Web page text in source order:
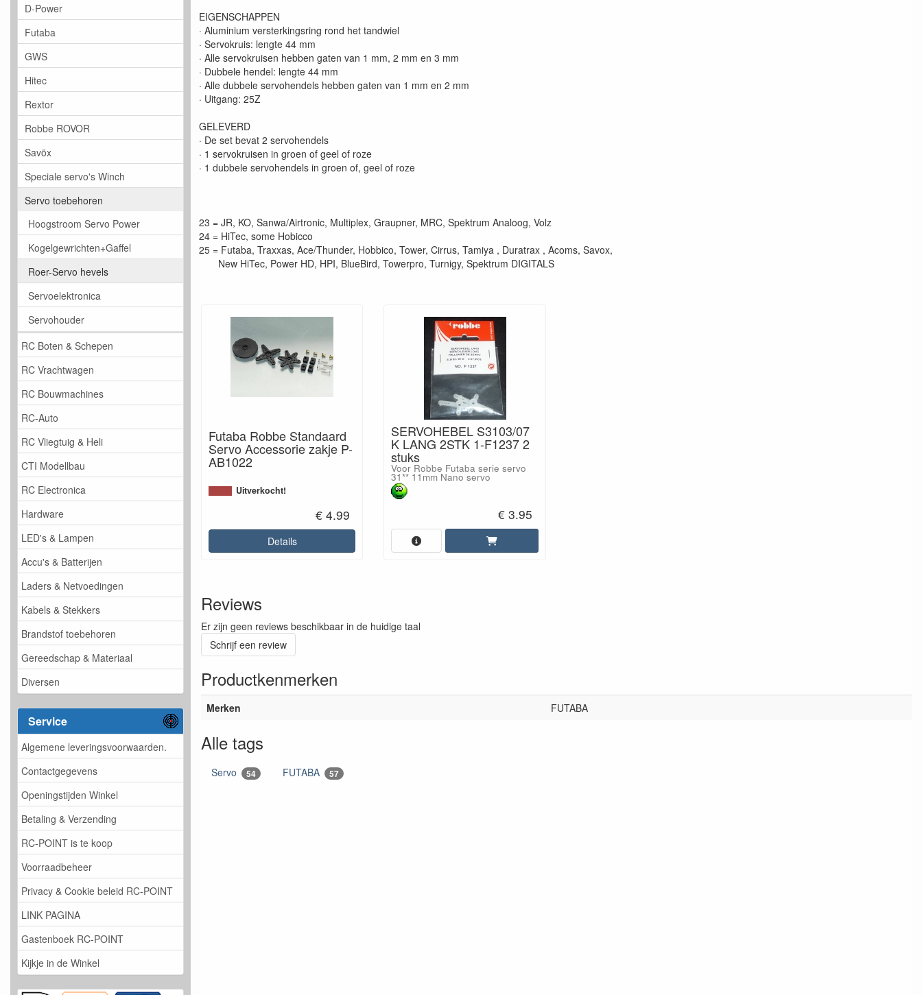
D-Power
Futaba
GWS
Hitec
Rextor
Robbe ROVOR
Savöx
Speciale servo's Winch
Servo toebehoren
Hoogstroom Servo Power
Kogelgewrichten+Gaffel
Roer-Servo hevels
Servoelektronica
Servohouder
RC Boten & Schepen
RC Vrachtwagen
RC Bouwmachines
RC-Auto
RC Vliegtuig & Heli
CTI Modellbau
RC Electronica
Hardware
LED's & Lampen
Accu's & Batterijen
Laders & Netvoedingen
Kabels & Stekkers
Brandstof toebehoren
Gereedschap & Materiaal
Diversen
Service
Algemene leveringsvoorwaarden.
Contactgegevens
Openingstijden Winkel
Betaling & Verzending
RC-POINT is te koop
Voorraadbeheer
Privacy & Cookie beleid RC-POINT
LINK PAGINA
Gastenboek RC-POINT
Kijkje in de Winkel
EIGENSCHAPPEN
· Aluminium versterkingsring rond het tandwiel
· Servokruis: lengte 44 mm
· Alle servokruisen hebben gaten van 1 mm, 2 mm en 3 mm
· Dubbele hendel: lengte 44 mm
· Alle dubbele servohendels hebben gaten van 1 mm en 2 mm
· Uitgang: 25Z
GELEVERD
· De set bevat 2 servohendels
· 1 servokruisen in groen of geel of roze
· 1 dubbele servohendels in groen of, geel of roze
23 = JR, KO, Sanwa/Airtronic, Multiplex, Graupner, MRC, Spektrum Analoog, Volz
24 = HiTec, some Hobicco
25 = Futaba, Traxxas, Ace/Thunder, Hobbico, Tower, Cirrus, Tamiya , Duratrax , Acoms, Savox,
New HiTec, Power HD, HPI, BlueBird, Towerpro, Turnigy, Spektrum DIGITALS
Futaba Robbe Standaard
Servo Accessorie zakje P-
AB1022
Uitverkocht!
€ 4.99
Details
SERVOHEBEL S3103/07
K LANG 2STK 1-F1237 2
stuks
Voor Robbe Futaba serie servo
31** 11mm Nano servo
€ 3.95
Reviews
Er zijn geen reviews beschikbaar in de huidige taal
Schrijf een review
Productkenmerken
Merken FUTABA
Alle tags
Servo 54 FUTABA 57